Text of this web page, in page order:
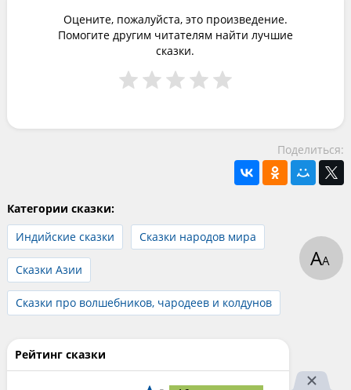
Оцените, пожалуйста, это произведение.
Помогите другим читателям найти лучшие
сказки.
Поделиться:
Категории сказки:
Индийские сказки
Сказки народов мира
Сказки Азии
Сказки про волшебников, чародеев и колдунов
Рейтинг сказки
АА